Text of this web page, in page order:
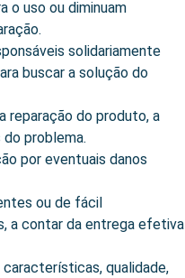
o uso ou diminuam
solidariamente
buscar a solução do
reparação do produto, a
problema.
por eventuais danos
ou de fácil
a contar da entrega efetiva
qualidade,